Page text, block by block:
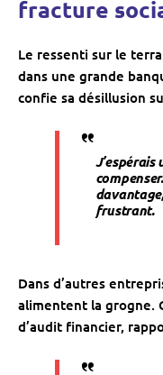
fracture
Le ressenti sur le
dans une grande
confie sa désillusion
frustrant.
Dans d’autres
alimentent la grogne.
d’audit financier,